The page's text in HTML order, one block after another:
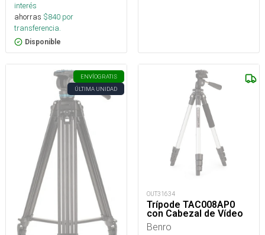
interés
ahorras $840 por
transferencia.
Disponible
ENVÍOGRATIS
ÚLTIMA UNIDAD
OUT31634
Trípode TAC008AP0
con Cabezal de Vídeo
Benro